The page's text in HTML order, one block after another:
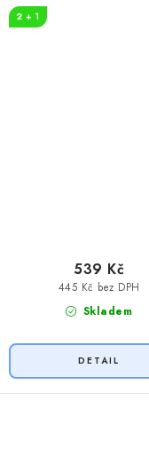
2 + 1
Skladem
445 Kč bez DPH
539 Kč